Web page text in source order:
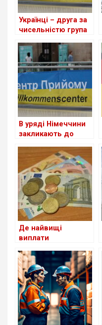
Українці – друга за
чисельністю група
В уряді Німеччини
закликають до
для шукачів
притулку: чи
стосується це
українців?
Де найвищі
виплати
біженцям серед
країн Європи?